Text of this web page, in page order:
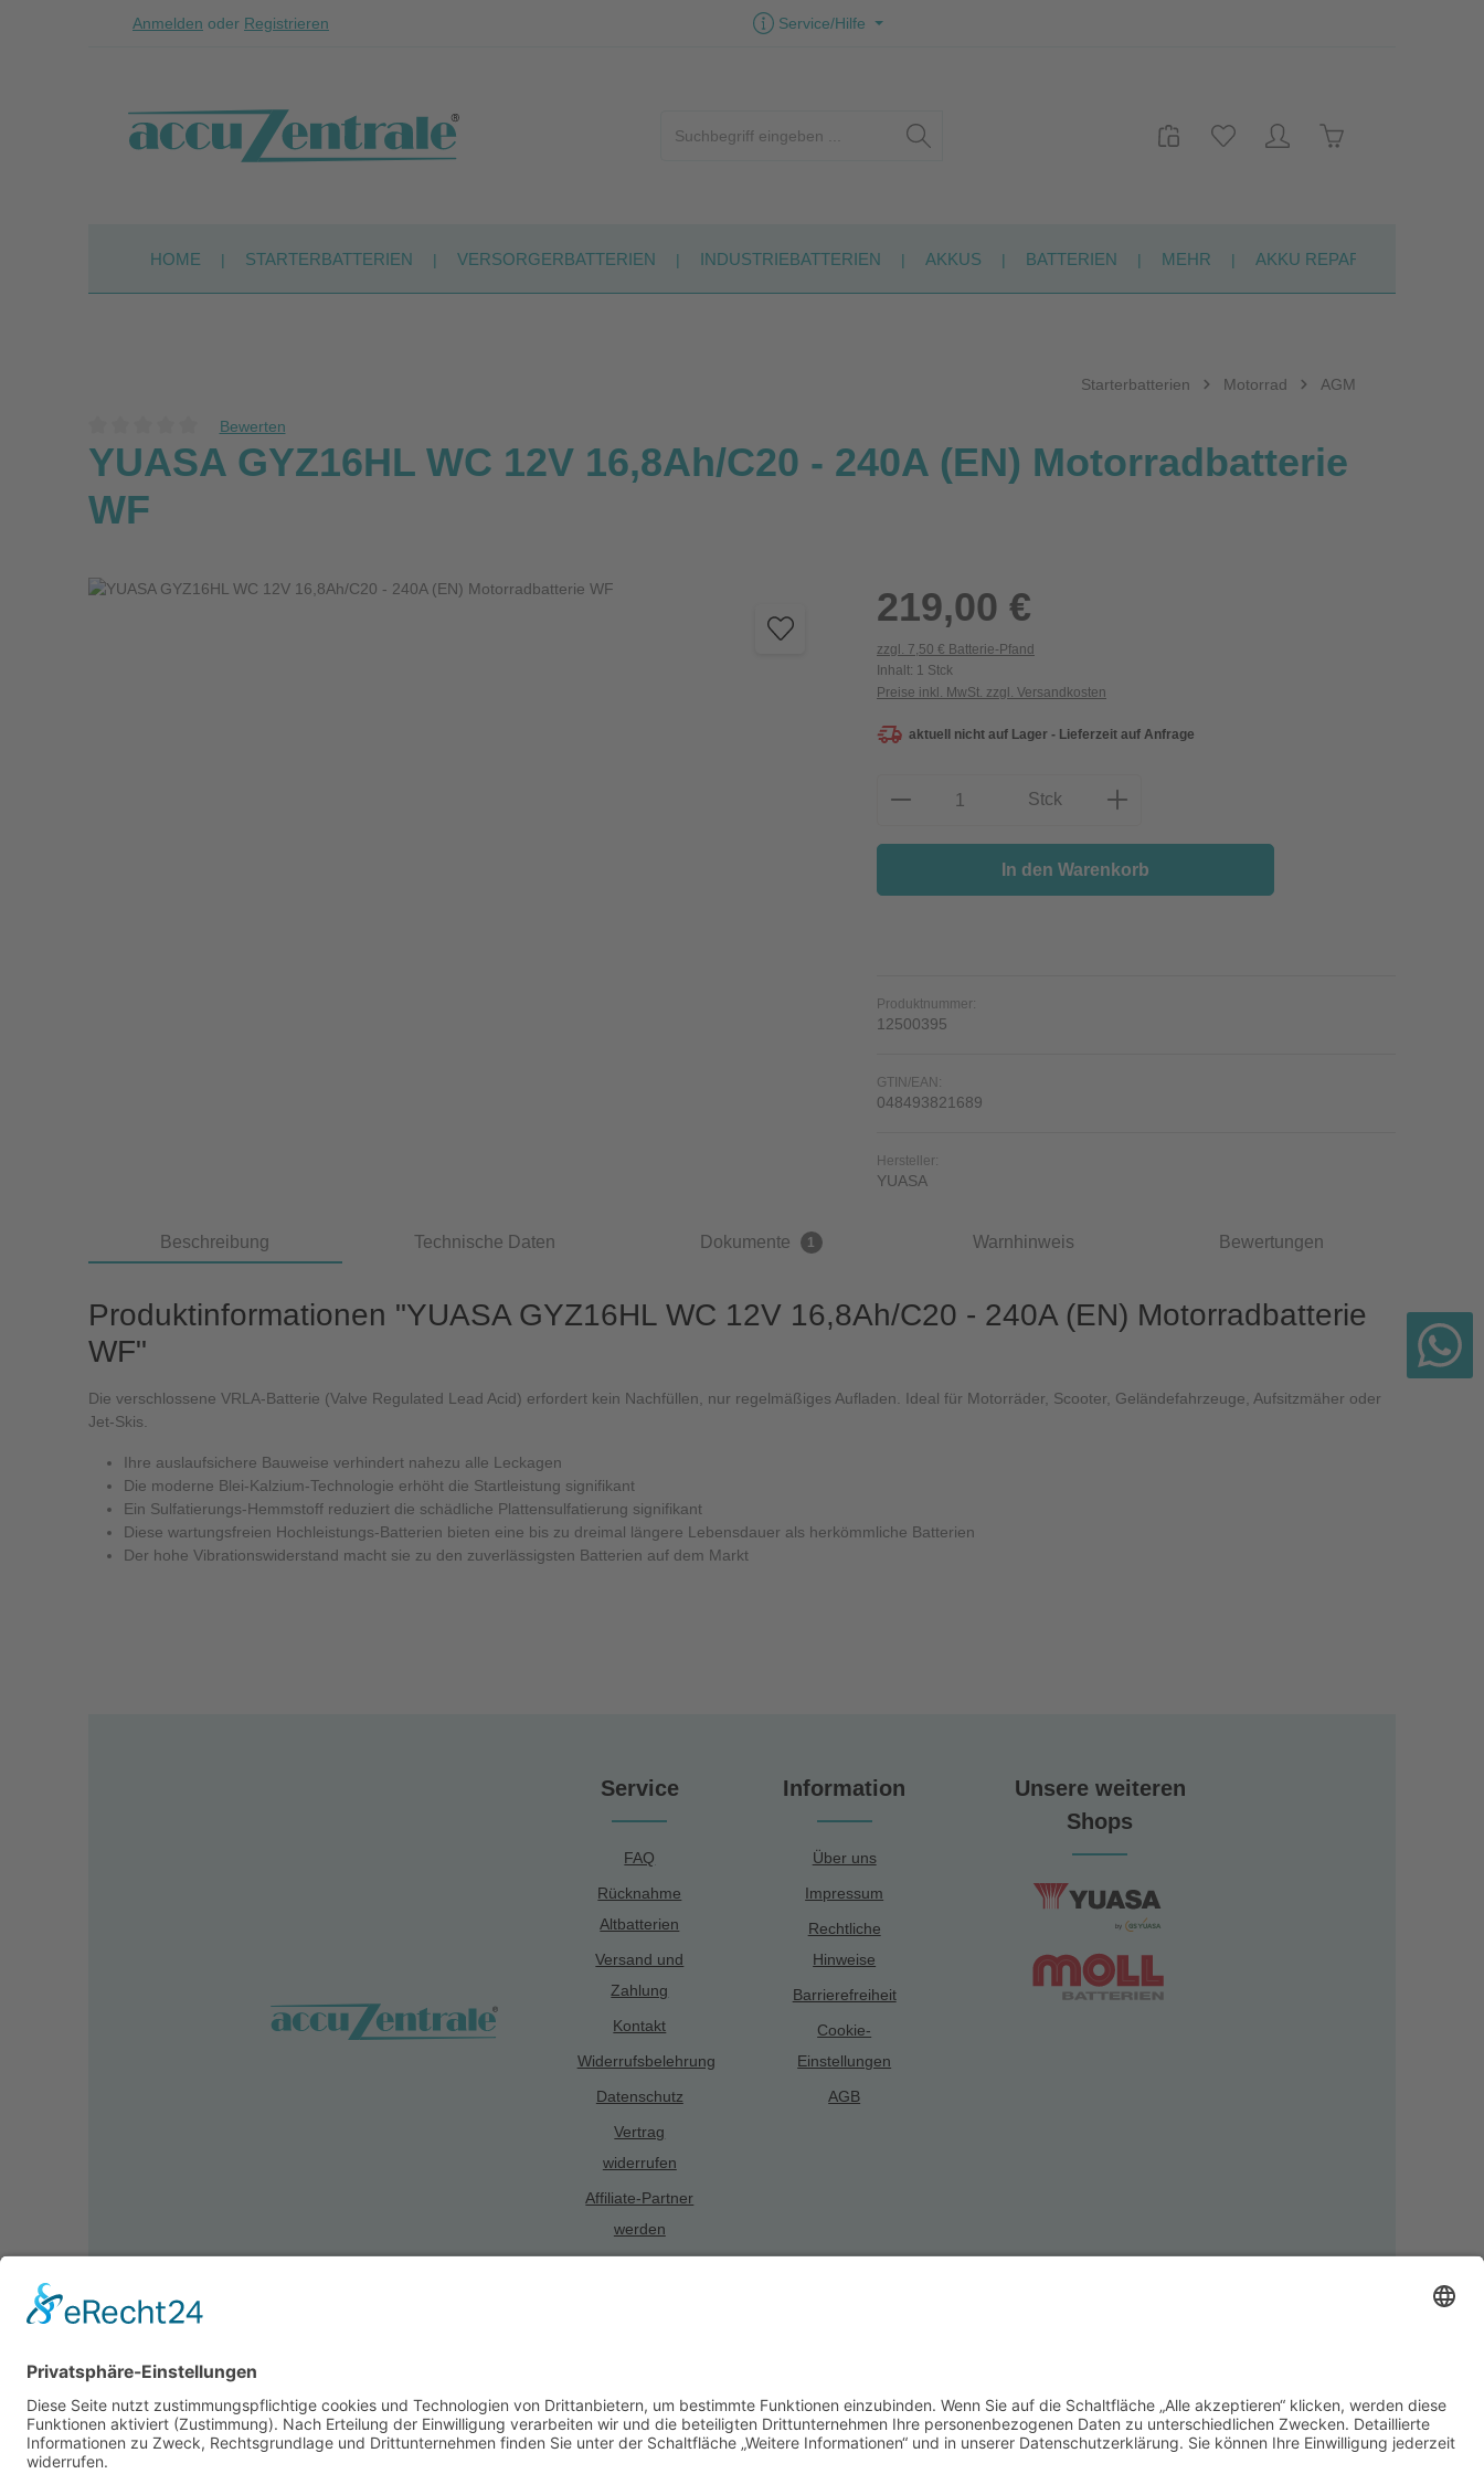
Zum Hauptinhalt springen
Zur Suche springen
Zur Hauptnavigation springen
Anmelden oder Registrieren Service/Hilfe
HOME STARTERBATTERIEN VERSORGERBATTERIEN INDUSTRIEBATTERIEN AKKUS BATTERIEN MEHR AKKU REPARATUR
Starterbatterien Motorrad AGM
Durchschnittliche Bewertung von 0 von 5 Sternen
Bewerten
YUASA GYZ16HL WC 12V 16,8Ah/C20 - 240A (EN) Motorradbatterie
WF
Bildergalerie überspringen 219,00 €
zzgl. 7,50 € Batterie-Pfand
Inhalt: 1 Stck
Preise inkl. MwSt. zzgl. Versandkosten
aktuell nicht auf Lager - Lieferzeit auf Anfrage
Produkt Anzahl: Gib den gewünschten Wert ein
Stck
In den Warenkorb
Produktnummer:
12500395
GTIN/EAN:
048493821689
Hersteller:
YUASA
Beschreibung Technische Daten Dokumente 1 Warnhinweis Bewertungen
Produktinformationen "YUASA GYZ16HL WC 12V 16,8Ah/C20 - 240A (EN) Motorradbatterie
WF"
Die verschlossene VRLA-Batterie (Valve Regulated Lead Acid) erfordert kein Nachfüllen, nur regelmäßiges Aufladen. Ideal für Motorräder, Scooter, Geländefahrzeuge, Aufsitzmäher oder
Jet-Skis.
Ihre auslaufsichere Bauweise verhindert nahezu alle Leckagen
Die moderne Blei-Kalzium-Technologie erhöht die Startleistung signifikant
Ein Sulfatierungs-Hemmstoff reduziert die schädliche Plattensulfatierung signifikant
Diese wartungsfreien Hochleistungs-Batterien bieten eine bis zu dreimal längere Lebensdauer als herkömmliche Batterien
Der hohe Vibrationswiderstand macht sie zu den zuverlässigsten Batterien auf dem Markt
Service
FAQ
Rücknahme
Altbatterien
Versand und
Zahlung
Kontakt
Widerrufsbelehrung
Datenschutz
Vertrag
widerrufen
Affiliate-Partner
werden
Information
Über uns
Impressum
Rechtliche
Hinweise
Barrierefreiheit
Cookie-
Einstellungen
AGB
Unsere weiteren
Shops